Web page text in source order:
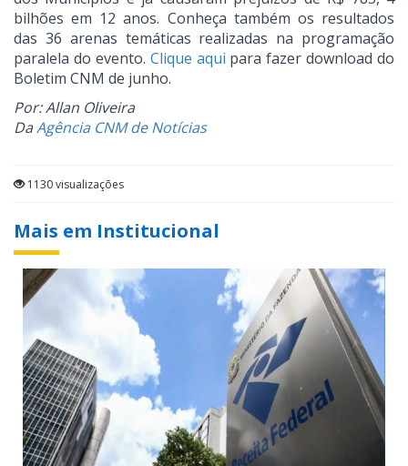
bilhões em 12 anos. Conheça também os resultados
das 36 arenas temáticas realizadas na programação
paralela do evento. Clique aqui para fazer download do
Boletim CNM de junho.
Por: Allan Oliveira
DaAgência CNM de Notícias
1130 visualizações
Mais em Institucional